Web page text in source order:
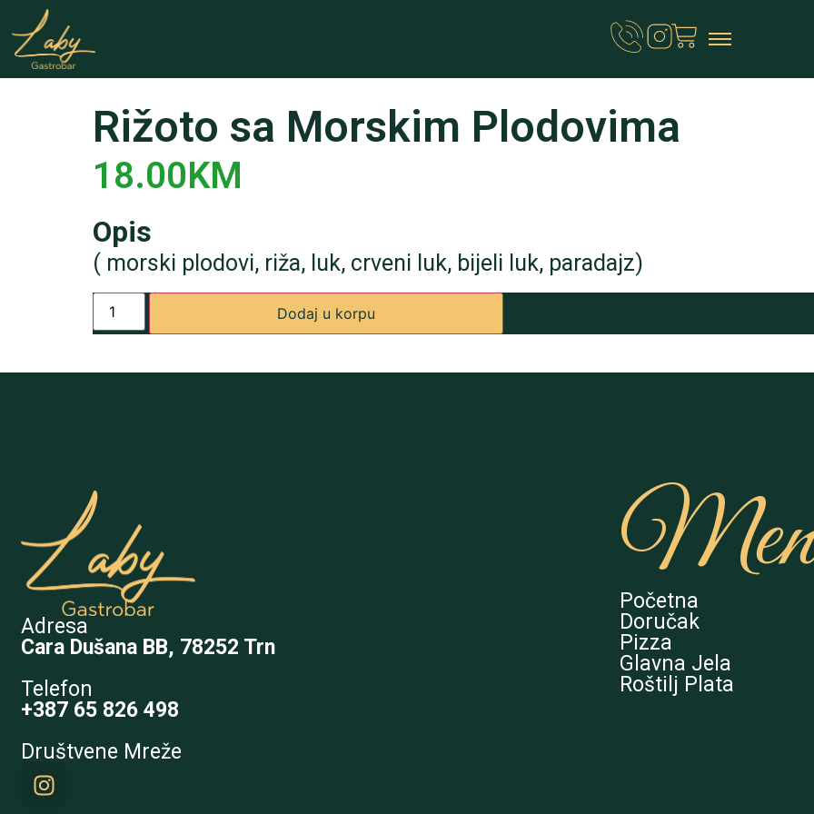
Rižoto sa Morskim Plodovima
18.00KM
Opis
( morski plodovi, riža, luk, crveni luk, bijeli luk, paradajz)
Dodaj u korpu
Adresa
Cara Dušana BB, 78252 Trn
Telefon
+387 65 826 498
Društvene Mreže
Početna
Doručak
Pizza
Glavna Jela
Roštilj Plata